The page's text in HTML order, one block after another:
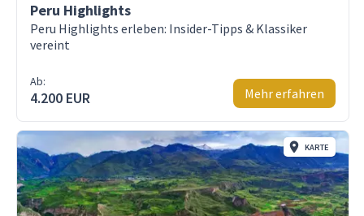
Peru Highlights
Peru Highlights erleben: Insider-Tipps & Klassiker
vereint
Ab:
4.200 EUR Mehr erfahren
KARTE